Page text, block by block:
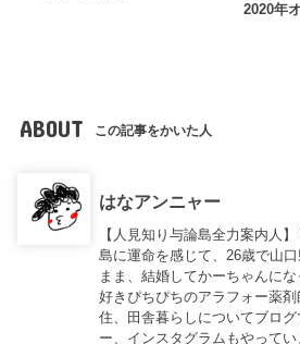
2020年
ABOUT この記事をかいた人
はなアンニャー
【人見知り与論島全力案内人
島に運命を感じて、26歳で山
まま、結婚してかーちゃんに
好きぴちぴちのアラフォー薬
住、田舎暮らしについてブロ
ー、インスタグラムもやってい